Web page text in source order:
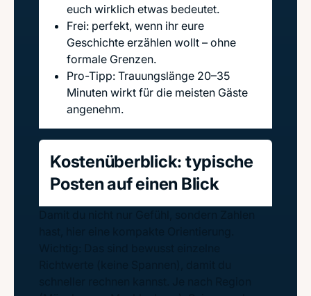
euch wirklich etwas bedeutet.
Frei: perfekt, wenn ihr eure
Geschichte erzählen wollt – ohne
formale Grenzen.
Pro-Tipp: Trauungslänge 20–35
Minuten wirkt für die meisten Gäste
angenehm.
Kostenüberblick: typische
Posten auf einen Blick